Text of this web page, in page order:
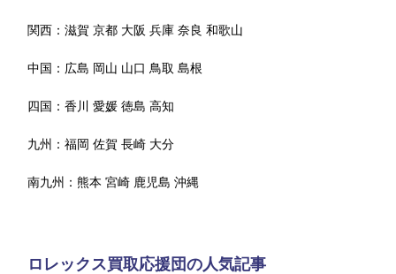
関西：滋賀 京都 大阪 兵庫 奈良 和歌山
中国： 広島 岡山 山口 鳥取 島根
四国：香川 愛媛 徳島 高知
九州：福岡 佐賀 長崎 大分
南九州：熊本 宮崎 鹿児島 沖縄
ロレックス買取応援団の人気記事